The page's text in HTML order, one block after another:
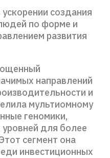
создания
по форме и
развития
направлений
и
мультиомному
геномики,
уровней для более
сегмент она
инвестиционных